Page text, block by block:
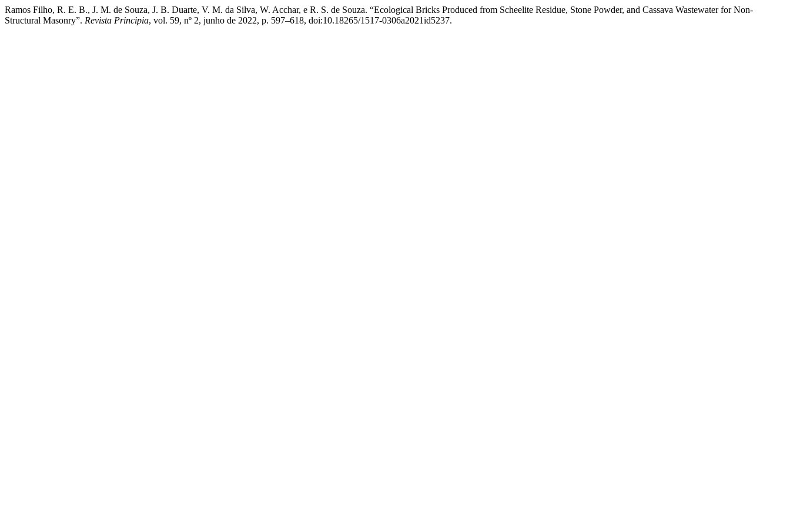
Ramos Filho, R. E. B., J. M. de Souza, J. B. Duarte, V. M. da Silva, W. Acchar, e R. S. de Souza. “Ecological Bricks Produced from Scheelite Residue, Stone Powder, and Cassava Wastewater for Non-
Structural Masonry”. Revista Principia, vol. 59, nº 2, junho de 2022, p. 597–618, doi:10.18265/1517-0306a2021id5237.